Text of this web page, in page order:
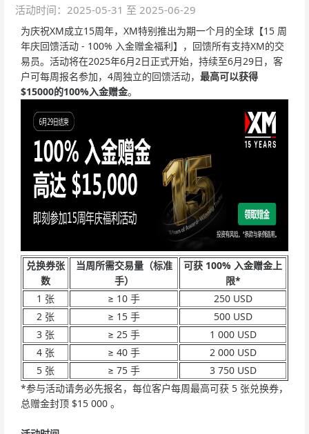
活动时间：2025-05-31 至 2025-06-29
为庆祝XM成立15周年，XM特别推出为期一个月的全球【15 周
年庆回馈活动 - 100% 入金赠金福利】，回馈所有支持XM的交
易员。活动将在2025年6月2日正式开始，持续至6月29日，客
户可每周报名参加，4周独立的回馈活动， 最高可以获得
$15000的100%入金赠金。
兑换券张
数
当周所需交易量（标准
手）
可获 100% 入金赠金上
限*
1 张
≥ 10 手
250 USD
2 张
≥ 15 手
500 USD
3 张
≥ 25 手
1 000 USD
4 张
≥ 40 手
2 000 USD
5 张
≥ 75 手
3 750 USD
*参与活动请务必先报名，每位客户每周最高可获 5 张兑换券，
总赠金封顶 $15 000 。